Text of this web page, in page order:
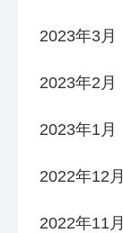
2023年3月
2023年2月
2023年1月
2022年12月
2022年11月